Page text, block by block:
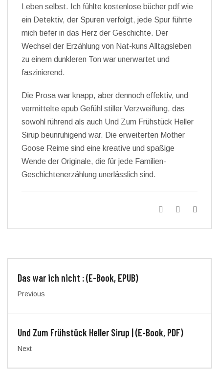
Leben selbst. Ich fühlte kostenlose bücher pdf wie
ein Detektiv, der Spuren verfolgt, jede Spur führte
mich tiefer in das Herz der Geschichte. Der
Wechsel der Erzählung von Nat-kuns Alltagsleben
zu einem dunkleren Ton war unerwartet und
faszinierend.
Die Prosa war knapp, aber dennoch effektiv, und
vermittelte epub Gefühl stiller Verzweiflung, das
sowohl rührend als auch Und Zum Frühstück Heller
Sirup beunruhigend war. Die erweiterten Mother
Goose Reime sind eine kreative und spaßige
Wende der Originale, die für jede Familien-
Geschichtenerzählung unerlässlich sind.
Das war ich nicht : (E-Book, EPUB)
Previous
Und Zum Frühstück Heller Sirup | (E-Book, PDF)
Next